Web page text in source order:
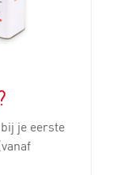
je eerste